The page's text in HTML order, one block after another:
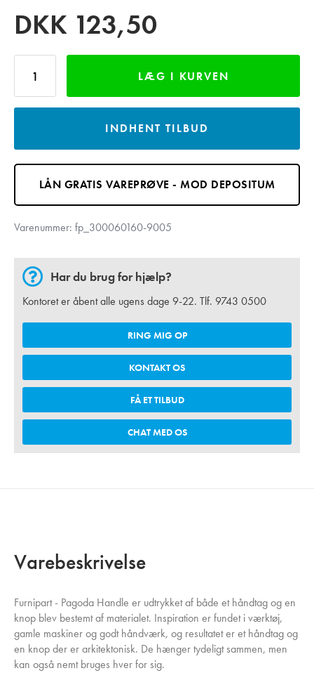
DKK 123,50
LÆG I KURVEN
INDHENT TILBUD
LÅN GRATIS VAREPRØVE - MOD DEPOSITUM
Varenummer: fp_300060160-9005
Har du brug for hjælp?
Kontoret er åbent alle ugens dage 9-22. Tlf. 9743 0500
RING MIG OP
KONTAKT OS
FÅ ET TILBUD
CHAT MED OS
Varebeskrivelse
Furnipart - Pagoda Handle er udtrykket af både et håndtag og en
knop blev bestemt af materialet. Inspiration er fundet i værktøj,
gamle maskiner og godt håndværk, og resultatet er et håndtag og
en knop der er arkitektonisk. De hænger tydeligt sammen, men
kan også nemt bruges hver for sig.